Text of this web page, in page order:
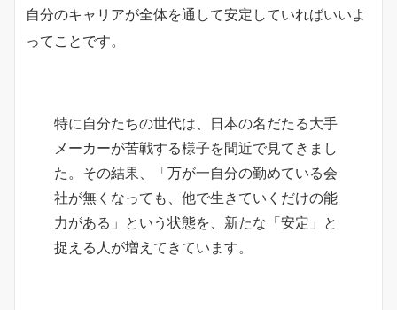
自分のキャリアが全体を通して安定していればいいよ
ってことです。
特に自分たちの世代は、日本の名だたる大手
メーカーが苦戦する様子を間近で見てきまし
た。その結果、「万が一自分の勤めている会
社が無くなっても、他で生きていくだけの能
力がある」という状態を、新たな「安定」と
捉える人が増えてきています。